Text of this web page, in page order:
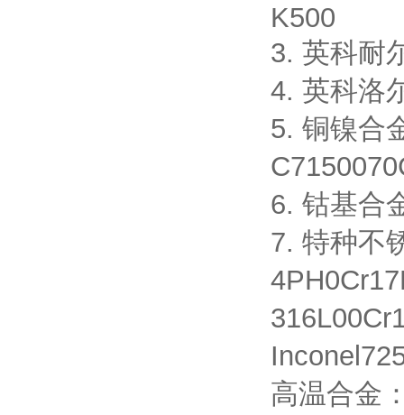
K500
3. 英科耐
4. 英科洛
5. 铜镍合
6. 钴基合
7. 特种不
高温合金